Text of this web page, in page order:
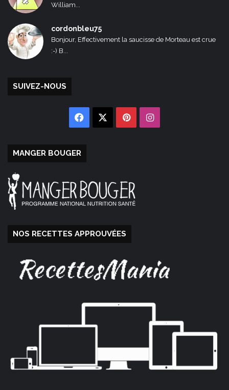
William...
cordonbleu75
Bonjour, Effectivement la saucisse de Morteau est crue
:-) B...
SUIVEZ-NOUS
Facebook PinterestInstagram
MANGER BOUGER
NOS RECETTES APPROUVÉES